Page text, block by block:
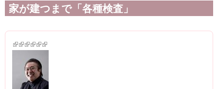
家が建つまで「各種検査」
(link is external)
(link is external)
(link is external)
(link is external)
(link is external)
(link is external)